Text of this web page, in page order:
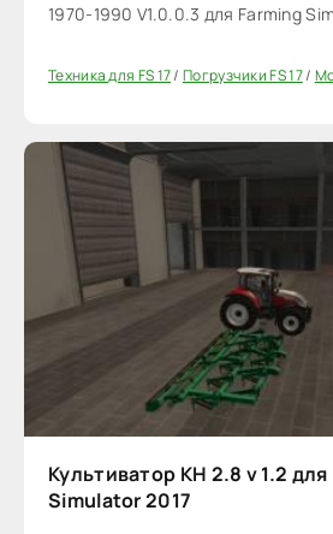
1970-1990 V1.0.0.3 для Farming
Техника для FS 17/Погрузчики FS 17/
Культиватор КН 2.8 v 1.2 для
Simulator 2017